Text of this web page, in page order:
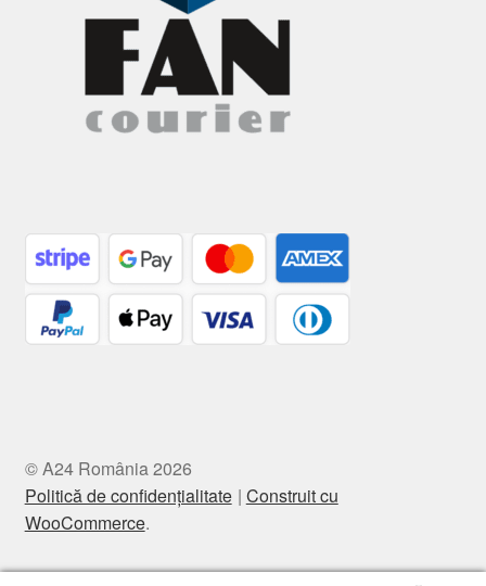
© A24 România 2026
Politică de confidențialitate Construit cu
WooCommerce.